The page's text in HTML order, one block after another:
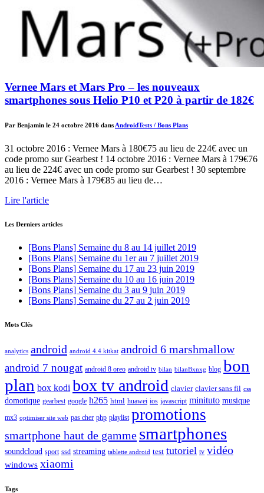
Vernee Mars et Mars Pro – les nouveaux
smartphones sous Helio P10 et P20 à partir de 182€
Par Benjamin le 24 octobre 2016 dans AndroidTests / Bons Plans
31 octobre 2016 : Vernee Mars à 180€75 au lieu de 224€ avec un
code promo sur Gearbest ! 14 octobre 2016 : Vernee Mars à 179€76
au lieu de 224€ avec un code promo sur Gearbest ! 30 septembre
2016 : Vernee Mars à 179€85 au lieu de…
Lire l'article
Les Derniers articles
[Bons Plans] Semaine du 8 au 14 juillet 2019
[Bons Plans] Semaine du 1er au 7 juillet 2019
[Bons Plans] Semaine du 17 au 23 juin 2019
[Bons Plans] Semaine du 10 au 16 juin 2019
[Bons Plans] Semaine du 3 au 9 juin 2019
[Bons Plans] Semaine du 27 au 2 juin 2019
Mots Clés
analytics android android 4.4 kitkat android 6 marshmallow
android 7 nougat android 8 oreo android tv bilan bilanBxnxg blog bon
plan box kodi box tv android clavier clavier sans fil css
domotique gearbest google h265 html huawei ios javascript minituto musique
mx3 optimiser site web pas cher php playlist promotions
smartphone haut de gamme smartphones
soundcloud sport ssd streaming tablette android test tutoriel tv vidéo
windows xiaomi
Tags